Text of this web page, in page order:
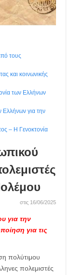
τους
και κοινωνικής
των Ελλήνων
για την
– H Γενοκτονία
στις 16/06/2025
για την
για τις
πολύτιμου
πολεμιστές